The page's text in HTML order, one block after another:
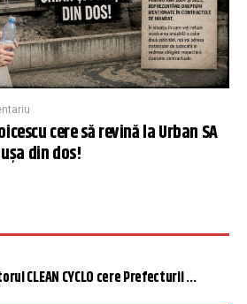
cere să revină la Urban SA
din dos!
CLEAN CYCLO cere Prefecturii ...